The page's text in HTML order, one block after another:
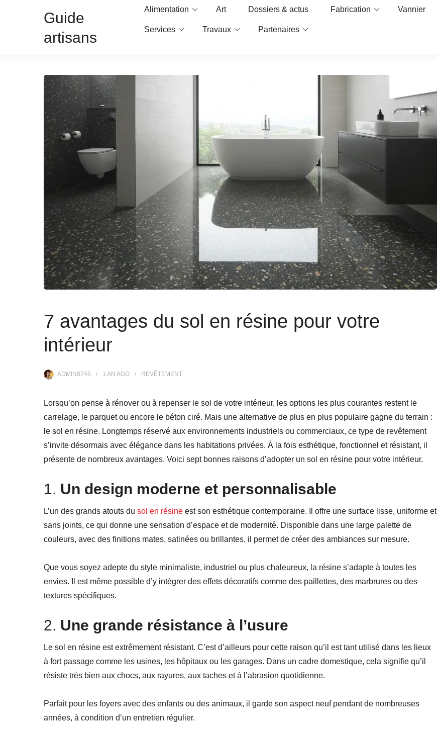
Guide
artisans
Alimentation Art Dossiers & actus Fabrication Vannier
Services Travaux Partenaires
7 avantages du sol en résine pour votre
intérieur
ADMIN8745 1 AN AGO REVÊTEMENT
Lorsqu’on pense à rénover ou à repenser le sol de votre intérieur, les options les plus courantes restent le
carrelage, le parquet ou encore le béton ciré. Mais une alternative de plus en plus populaire gagne du terrain :
le sol en résine. Longtemps réservé aux environnements industriels ou commerciaux, ce type de revêtement
s’invite désormais avec élégance dans les habitations privées. À la fois esthétique, fonctionnel et résistant, il
présente de nombreux avantages. Voici sept bonnes raisons d’adopter un sol en résine pour votre intérieur.
1. Un design moderne et personnalisable
L’un des grands atouts du sol en résine est son esthétique contemporaine. Il offre une surface lisse, uniforme et
sans joints, ce qui donne une sensation d’espace et de modernité. Disponible dans une large palette de
couleurs, avec des finitions mates, satinées ou brillantes, il permet de créer des ambiances sur mesure.
Que vous soyez adepte du style minimaliste, industriel ou plus chaleureux, la résine s’adapte à toutes les
envies. Il est même possible d’y intégrer des effets décoratifs comme des paillettes, des marbrures ou des
textures spécifiques.
2. Une grande résistance à l’usure
Le sol en résine est extrêmement résistant. C’est d’ailleurs pour cette raison qu’il est tant utilisé dans les lieux
à fort passage comme les usines, les hôpitaux ou les garages. Dans un cadre domestique, cela signifie qu’il
résiste très bien aux chocs, aux rayures, aux taches et à l’abrasion quotidienne.
Parfait pour les foyers avec des enfants ou des animaux, il garde son aspect neuf pendant de nombreuses
années, à condition d’un entretien régulier.